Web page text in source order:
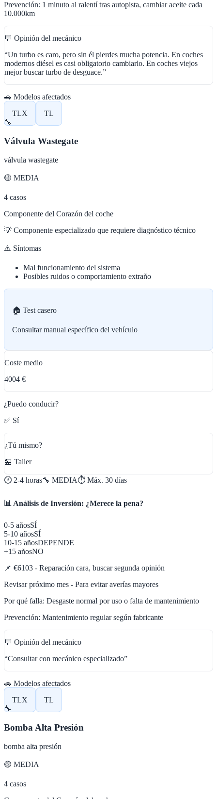
Prevención: 1 minuto al ralentí tras autopista, cambiar aceite cada
10.000km
💬 Opinión del mecánico
“Un turbo es caro, pero sin él pierdes mucha potencia. En coches
modernos diésel es casi obligatorio cambiarlo. En coches viejos
mejor buscar turbo de desguace.”
🚗 Modelos afectados
TLX
TL
🔧
Válvula Wastegate
válvula wastegate
🟡 MEDIA
4 casos
Componente del Corazón del coche
💡 Componente especializado que requiere diagnóstico técnico
⚠️ Síntomas
Mal funcionamiento del sistema
Posibles ruidos o comportamiento extraño
🏠 Test casero
Consultar manual específico del vehículo
Coste medio
4004 €
¿Puedo conducir?
✅ Sí
¿Tú mismo?
🏪 Taller
🕐 2-4 horas🔧 MEDIA⏱️ Máx. 30 días
📊 Análisis de Inversión: ¿Merece la pena?
0-5 añosSÍ
5-10 añosSÍ
10-15 añosDEPENDE
+15 añosNO
📌 €6103 - Reparación cara, buscar segunda opinión
Revisar próximo mes - Para evitar averías mayores
Por qué falla: Desgaste normal por uso o falta de mantenimiento
Prevención: Mantenimiento regular según fabricante
💬 Opinión del mecánico
“Consultar con mecánico especializado”
🚗 Modelos afectados
TLX
TL
🔧
Bomba Alta Presión
bomba alta presión
🟡 MEDIA
4 casos